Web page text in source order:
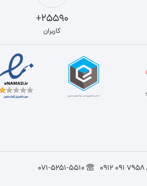
25590+
کاربران
7958 091 0912
071-5251-5510